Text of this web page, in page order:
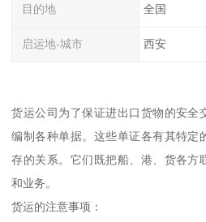
目的地 全国
启运地-城市 西安
货运公司为了保证进出口货物的安全
编制各种单据。这些单证各有其特定
存的关系。它们既把船、港、货各方
和业务。
货运的注意事项：